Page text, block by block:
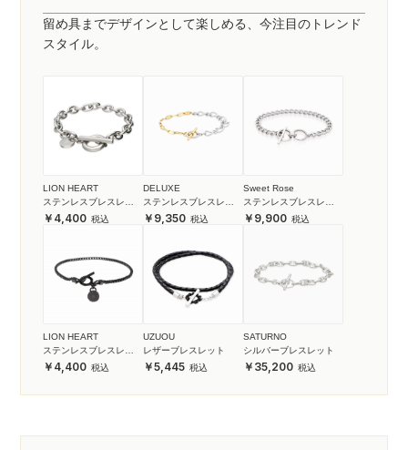
留め具までデザインとして楽しめる、今注目のトレンド
スタイル。
LION HEART
ステンレスブレスレッ
ト 4,400
DELUXE
ステンレスブレスレッ
ト 9,350
Sweet Rose
ステンレスブレスレッ
ト 9,900
LION HEART
ステンレスブレスレッ
ト 4,400
UZUOU
レザーブレスレット
5,445
SATURNO
シルバーブレスレット
35,200